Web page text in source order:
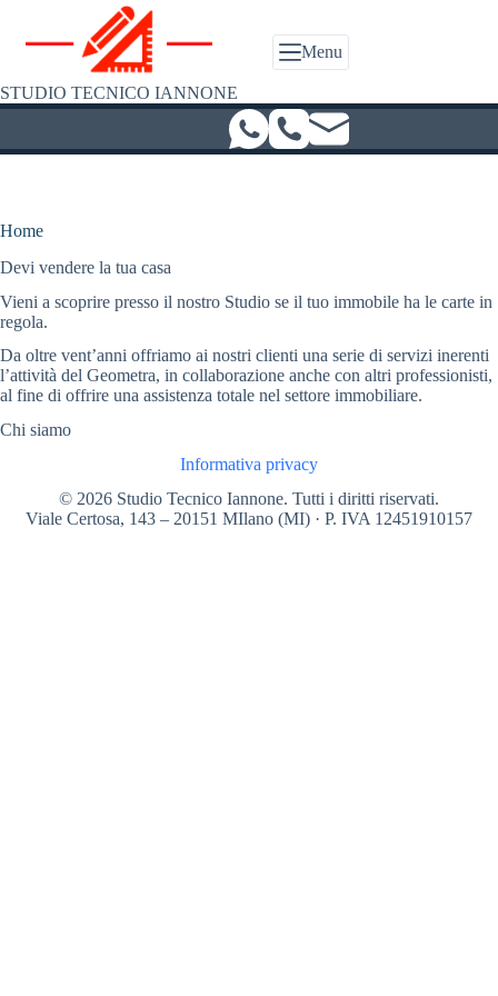
contenuto
STUDIO TECNICO IANNONE
Menu
Home
Devi vendere la tua casa
Vieni a scoprire presso il nostro Studio se il tuo immobile ha le carte in
regola.
Da oltre vent’anni offriamo ai nostri clienti una serie di servizi inerenti
l’attività del Geometra, in collaborazione anche con altri professionisti,
al fine di offrire una assistenza totale nel settore immobiliare.
Chi siamo
Informativa privacy
© 2026 Studio Tecnico Iannone. Tutti i diritti riservati.
Viale Certosa, 143 – 20151 MIlano (MI) · P. IVA 12451910157